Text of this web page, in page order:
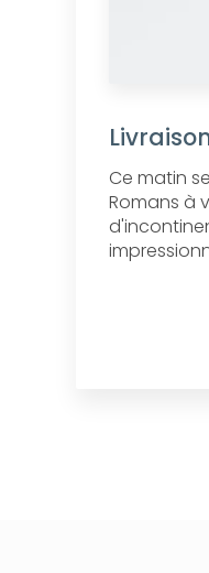
Ce matin
Romans à